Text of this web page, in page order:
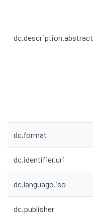
dc.description.abstract
dc.format
dc.identifier.uri
dc.language.iso
dc.publisher